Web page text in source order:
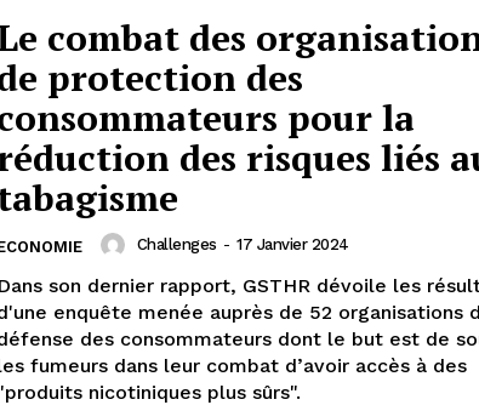
combat des
protection des
pour la
des risques liés
Challenges - 17 Janvier 2024
Dans son dernier rapport, GSTHR dévoile les
enquête menée auprès de 52 organisations
des consommateurs dont le but est de
fumeurs dans leur combat d’avoir accès à des
nicotiniques plus sûrs".